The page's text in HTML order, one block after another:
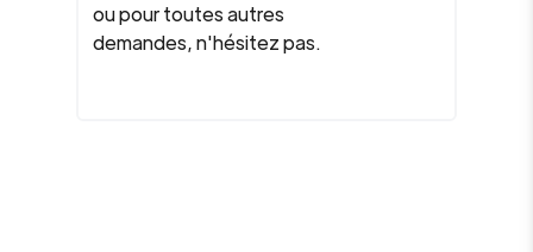
ou pour toutes autres
demandes, n'hésitez pas.